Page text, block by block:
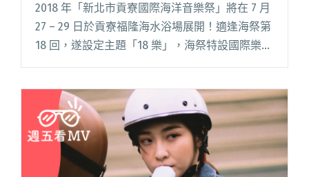
2018 年「新北市貢寮國際海洋音樂祭」將在 7 月
27 – 29 日於貢寮福隆海水浴場展開！適逢海祭第
18 回，遂設定主題「18 樂」，海祭特設國際樂團
海洋音樂祭三十強公布 除了五五身、美秀還有
「烏克麗麗神童」馮羿！"